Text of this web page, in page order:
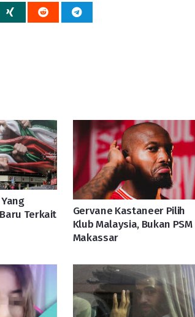
Terkait
Gervane Kastaneer Pilih
Klub Malaysia, Bukan PSM
Makassar